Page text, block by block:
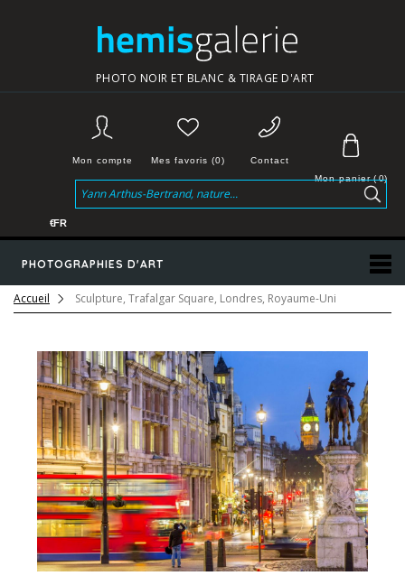
PHOTO NOIR ET BLANC & TIRAGE D'ART
Mon panier( 0)
Contact
Mes favoris (0)
Mon compte
PHOTOGRAPHIES D'ART
€FR
Accueil Sculpture, Trafalgar Square, Londres, Royaume-Uni